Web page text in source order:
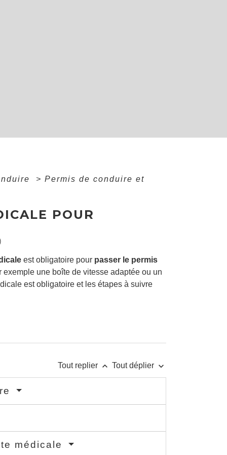
> Permis de conduire et
POUR
est obligatoire pour passer le permis
exemple une boîte de vitesse adaptée ou un
est obligatoire et les étapes à suivre
Tout replier keyboard_arrow_up Tout déplier keyboard_arrow_down
médicale